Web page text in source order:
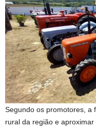
Segundo os promotores, a
rural da região e